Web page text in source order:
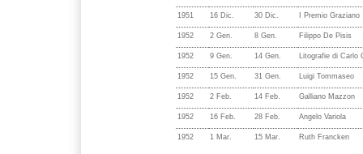
1951 16 Dic. 30 Dic. I Premio Graziano
1952 2 Gen. 8 Gen. Filippo De Pisis
1952 9 Gen. 14 Gen. Litografie di Carlo
1952 15 Gen. 31 Gen. Luigi Tommaseo
1952 2 Feb. 14 Feb. Galliano Mazzon
1952 16 Feb. 28 Feb. Angelo Variola
1952 1 Mar. 15 Mar. Ruth Francken